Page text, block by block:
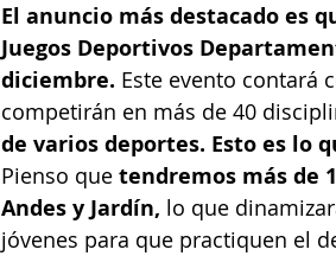
El anuncio más destacado es
Juegos Deportivos
diciembre. Este evento contará
competirán en más de 40
de varios deportes. Esto es lo
Pienso que tendremos más de
Andes y Jardín, lo que
jóvenes para que practiquen el